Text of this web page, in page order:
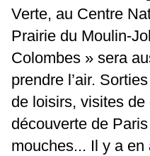
Verte, au Centre
Prairie du Moulin-
Colombes » sera
prendre l’air.
de loisirs, visites
découverte de
mouches... Il y a